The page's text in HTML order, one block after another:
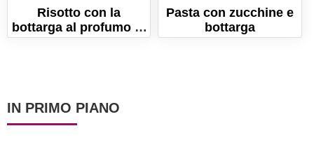
Risotto con la
bottarga al profumo di
timo. La ricetta
Pasta con zucchine e
bottarga
IN PRIMO PIANO